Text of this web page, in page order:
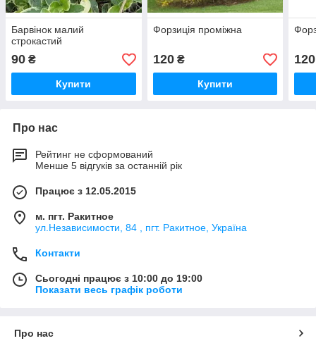
Барвінок малий
строкастий
90 ₴
Купити
Форзиція проміжна
120₴
Купити
120
Про нас
Рейтинг не сформований
Менше 5 відгуків за останній рік
Працює з 12.05.2015
м. пгт. Ракитное
ул.Независимости, 84 , пгт. Ракитное, Україна
Контакти
Сьогодні працює з 10:00 до 19:00
Показати весь графік роботи
Про нас